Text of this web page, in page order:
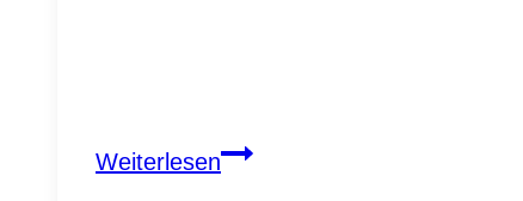
WeiterlesenStan­